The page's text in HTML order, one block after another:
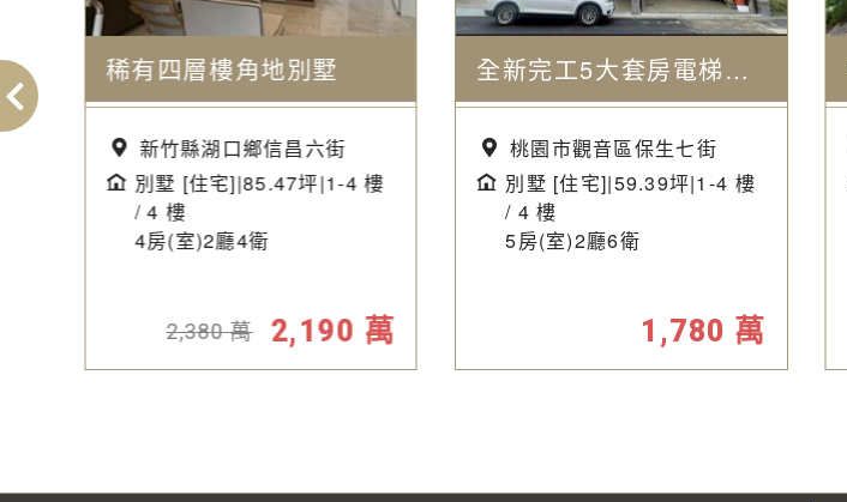
稀有四層樓角地別墅
新竹縣湖口鄉信昌六街
別墅 [住宅]|85.47坪|1-4 樓
/ 4 樓
4房(室)2廳4衛
2,380萬 2,190 萬
全新完工5大套房電梯豪宅
桃園市觀音區保生七街
別墅 [住宅]|59.39坪|1-4 樓
/ 4 樓
5房(室)2廳6衛
1,780 萬